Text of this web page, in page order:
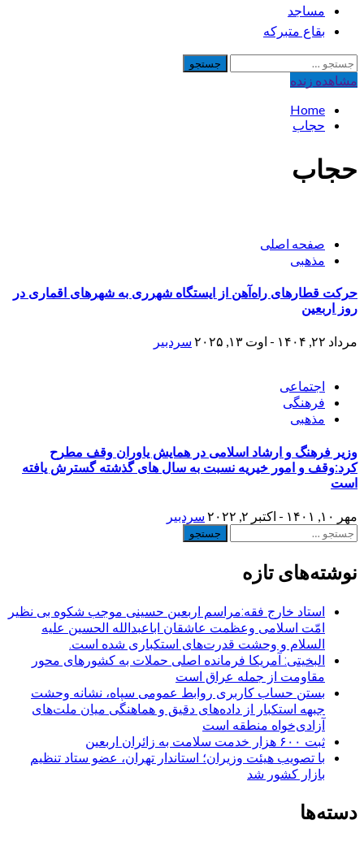
مساجد
بقاع متبرکه
جستجو
برای:
مشاهده‌ زنده
Home
حجاب
حجاب
صفحه اصلی
مذهبی
حرکت قطارهای راه‌آهن از ایستگاه شهرری به شهرهای اقماری در
روز اربعین
مرداد ۲۲, ۱۴۰۴ - اوت ۱۳, ۲۰۲۵ سردبیر
اجتماعی
فرهنگی
مذهبی
وزیر فرهنگ و ارشاد اسلامی در همایش یاوران وقف مطرح
کرد:وقف و امور خیریه نسبت به سال های گذشته گسترش یافته
است
مهر ۱۰, ۱۴۰۱ - اکتبر ۲, ۲۰۲۲
سردبیر
جستجو
برای:
نوشته‌های تازه
استاد خارج فقه:مراسم اربعین حسینی موجب شکوه بی نظیر
امّت اسلامی وعظمت عاشقان اباعبدالله الحسین علیه
السلام و وحشت قدرت‌های استکباری شده است.
البخیتی: آمریکا فرمانده اصلی حملات به کشورهای محور
مقاومت از جمله عراق است
بستن حساب کاربری روابط عمومی سپاه، نشانه‌ وحشت
جبهه استکبار از داده‌های دقیق و هماهنگی میان ملت‌های
آزادی‌خواه منطقه است
ثبت ۶۰۰ هزار خدمت سلامت به زائران اربعین
با تصویب هیئت وزیران؛ استاندار تهران، عضو ستاد تنظیم
بازار کشور شد
دسته‌ها